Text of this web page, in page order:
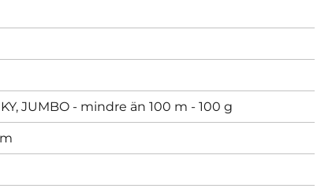
JUMBO - mindre än 100 m - 100 g